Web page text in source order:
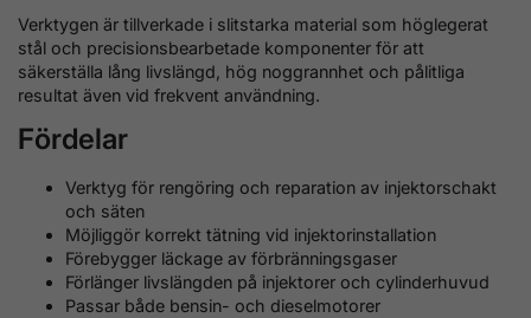
Verktygen är tillverkade i slitstarka material som höglegerat
stål och precisionsbearbetade komponenter för att
säkerställa lång livslängd, hög noggrannhet och pålitliga
resultat även vid frekvent användning.
Fördelar
Verktyg för rengöring och reparation av injektorschakt
och säten
Möjliggör korrekt tätning vid injektorinstallation
Förebygger läckage av förbränningsgaser
Förlänger livslängden på injektorer och cylinderhuvud
Passar både bensin- och dieselmotorer